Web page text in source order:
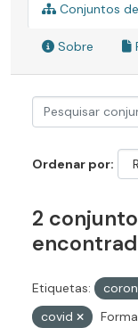
Conjuntos
Sobre
Ordenar por
2
Etiquetas:
covid